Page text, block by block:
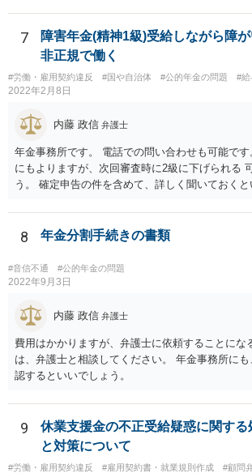
7
障害年金(精神1級)受給しながら障
非正規で働く
#労働・雇用契約違反 #国や自治体 #公的年金の問題 #給
2022年2月8日
内藤 政信 弁護士
年金事務所です。 電話での問い合わせも可能で
にもよりますが、次回審査時に2級に下げられる
う。 確定申告の件を含めて、詳しく聞いておく
8 年金分割手続きの書類
#音信不通 #公的年金の問題
2022年9月3日
内藤 政信 弁護士
費用はかかりますが、弁護士に依頼することにな
は、弁護士と相談してください。 年金事務所に
認するといいでしょう。
9
休業支援金の不正受給疑惑に関する
と対策について
#労働・雇用契約違反 #雇用契約書・就業規則作成
#顧問